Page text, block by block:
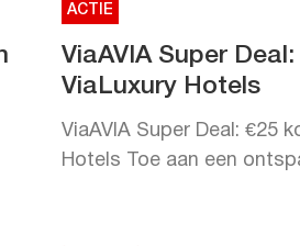
ACTIE
ViaAVIA Super
ViaLuxury Hotels
ViaAVIA Super Deal: €25
Hotels Toe aan een